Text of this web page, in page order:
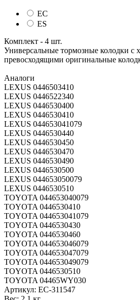
EC
ES
Комплект - 4 шт.
Универсальные тормозные колодки с
превосходящими оригинальные
Аналоги
LEXUS 0446503410
LEXUS 0446522340
LEXUS 0446530400
LEXUS 0446530410
LEXUS 044653041079
LEXUS 0446530440
LEXUS 0446530450
LEXUS 0446530470
LEXUS 0446530490
LEXUS 0446530500
LEXUS 044653050079
LEXUS 0446530510
TOYOTA 044653040079
TOYOTA 0446530410
TOYOTA 044653041079
TOYOTA 0446530430
TOYOTA 0446530460
TOYOTA 044653046079
TOYOTA 044653047079
TOYOTA 044653049079
TOYOTA 0446530510
TOYOTA 04465WY030
Артикул: EC-311547